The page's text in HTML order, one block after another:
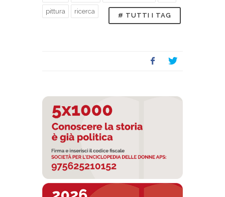
pittura ricerca
# TUTTI I TAG